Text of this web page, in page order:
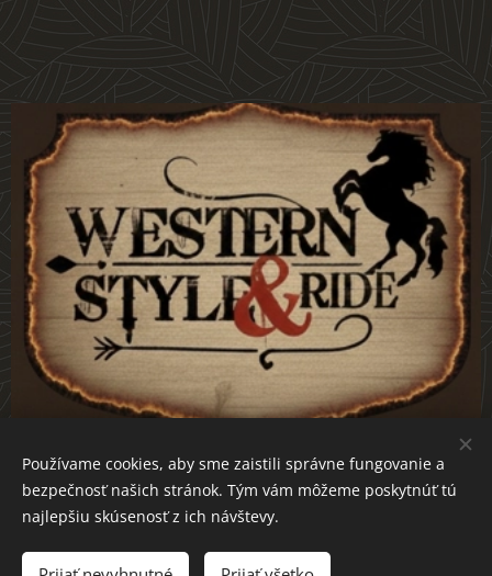
Do košíka
westernstyle-ride.sk Cookies
Používame cookies, aby sme zaistili správne fungovanie a
bezpečnosť našich stránok. Tým vám môžeme poskytnúť tú
najlepšiu skúsenosť z ich návštevy.